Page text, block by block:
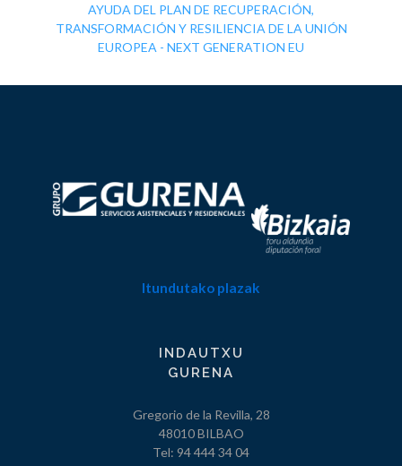
AYUDA DEL PLAN DE RECUPERACIÓN,
TRANSFORMACIÓN Y RESILIENCIA DE LA UNIÓN
EUROPEA - NEXT GENERATION EU
Itundutako plazak
INDAUTXU
GURENA
Gregorio de la Revilla, 28
48010 BILBAO
Tel: 94 444 34 04